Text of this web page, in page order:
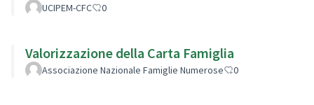
UCIPEM-CFC 0
Valorizzazione della Carta Famiglia
Associazione Nazionale Famiglie Numerose 0